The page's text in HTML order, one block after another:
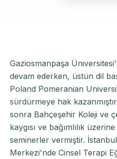
Gaziosmanpaşa
devam ederken, üstün dil
Poland Pomeranian
sürdürmeye hak
sonra Bahçeşehir Koleji ve
kaygısı ve bağımlılık
seminerler vermiştir.
Merkezi'nde Cinsel Terapi